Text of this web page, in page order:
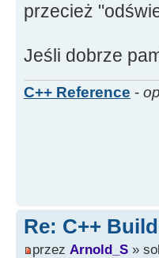
przecież
Jeśli dobrze
C++ Reference -
Re: C++
przez Arnold_S »